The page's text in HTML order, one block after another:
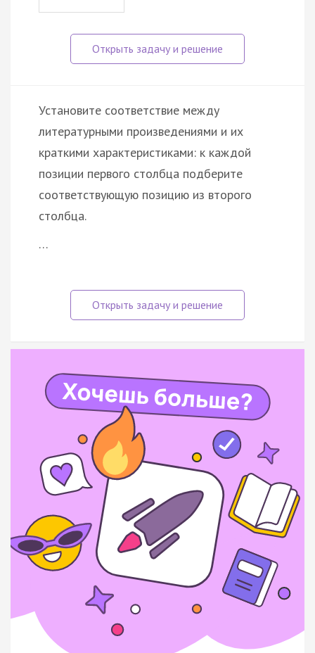
Установите соответствие между
литературными произведениями и их
краткими характеристиками: к каждой
позиции первого столбца подберите
соответствующую позицию из второго
столбца.
…